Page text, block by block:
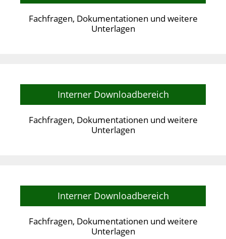
Fachfragen, Dokumentationen und weitere
Unterlagen
Interner Downloadbereich
Fachfragen, Dokumentationen und weitere
Unterlagen
Interner Downloadbereich
Fachfragen, Dokumentationen und weitere
Unterlagen